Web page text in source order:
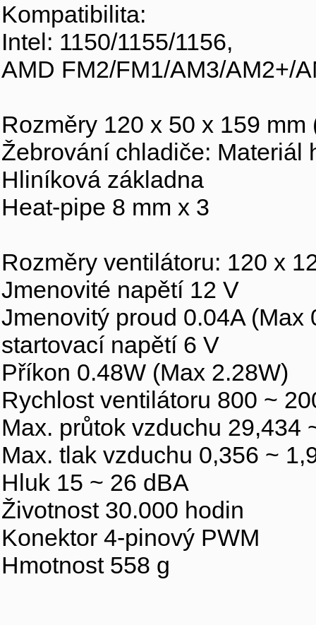
Kompatibilita:
Intel: 1150/1155/1156,
AMD FM2/FM1/AM3/AM2+/
Rozměry 120 x 50 x 159 mm
Žebrování chladiče: Materiál
Hliníková základna
Heat-pipe 8 mm x 3
Rozměry ventilátoru: 120 x
Jmenovité napětí 12 V
Jmenovitý proud 0.04A (Max
startovací napětí 6 V
Příkon 0.48W (Max 2.28W)
Rychlost ventilátoru 800 ~
Max. průtok vzduchu
Max. tlak vzduchu 0,356 ~
Hluk 15 ~ 26 dBA
Životnost 30.000 hodin
Konektor 4-pinový PWM
Hmotnost 558 g